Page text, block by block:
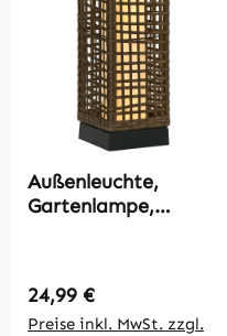
Außenleuchte,
Gartenlampe,
Rattanoptik, 15,5 x
15,5 x 46 cm
Regulärer Preis:
24,99 €
Preise inkl. MwSt. zzgl.